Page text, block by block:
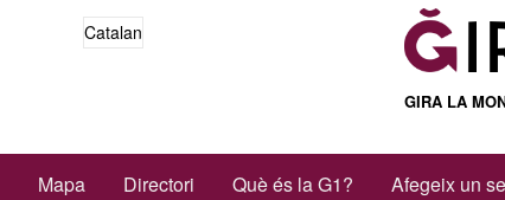
Catalan
GIRA LA
Mapa Directori Què és la G1? Afegeix un